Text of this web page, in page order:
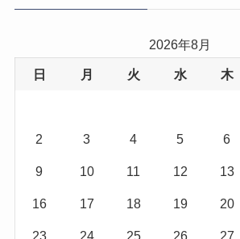
2026年8月
日 月 火 水 木
2 3 4 5 6
9 10 11 12 13
16 17 18 19 20
23 24 25 26 27